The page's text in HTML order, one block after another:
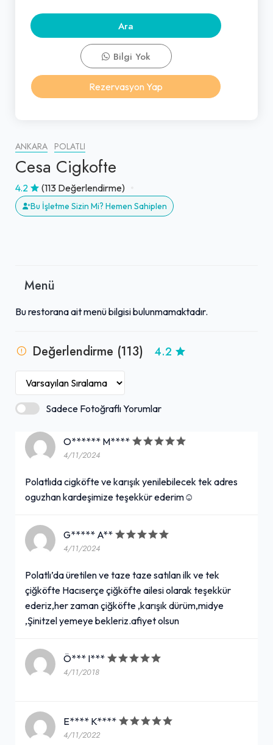
ANKARA POLATLI
Cesa Cigkofte
4.2 (113 Değerlendirme)
Bu İşletme Sizin Mi? Hemen Sahiplen
Menü
Bu restorana ait menü bilgisi bulunmamaktadır.
Değerlendirme (113) 4.2
Sadece Fotoğraflı Yorumlar
O****** M****
4/11/2024
Polatlıda cigköfte ve karışık yenilebilecek tek adres
oguzhan kardeşimize teşekkür ederim☺️
G***** A**
4/11/2024
Polatlı’da üretilen ve taze taze satılan ilk ve tek
çiğköfte Hacıserçe çiğköfte ailesi olarak teşekkür
ederiz,her zaman çiğköfte ,karışık dürüm,midye
,Şinitzel yemeye bekleriz.afiyet olsun
Ö*** I***
4/11/2018
E**** K****
4/11/2022
Ara
Bilgi Yok
Rezervasyon Yap